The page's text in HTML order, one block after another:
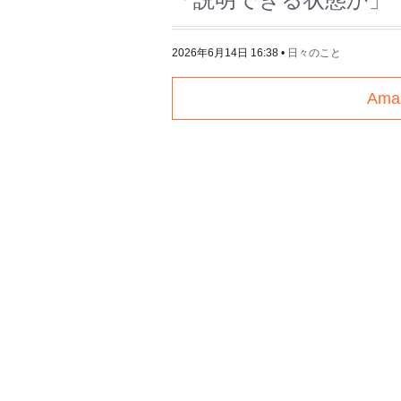
2026年6月14日 16:38 • 日々のこと